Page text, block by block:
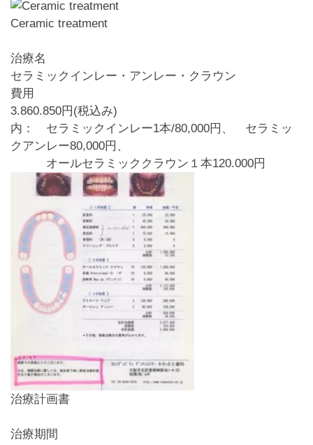
Ceramic treatment
治療名
セラミックインレー・アンレー・クラウン
費用
3.860.850円(税込み)
内： セラミックインレー1本/80,000円、 セラミッ
クアンレー80,000円、
オールセラミッククラウン１本120.000円
治療計画書
治療期間